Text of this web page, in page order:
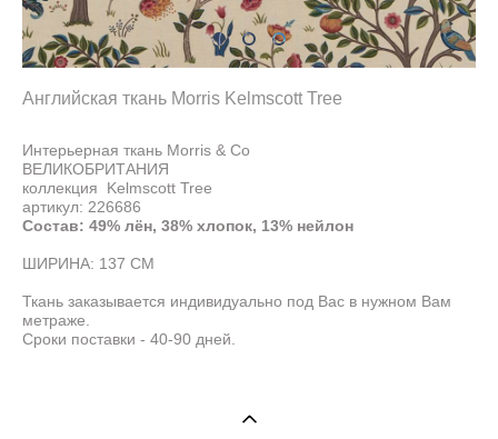
Английская ткань Morris Kelmscott Tree
Интерьерная ткань Morris & Co
ВЕЛИКОБРИТАНИЯ
коллекция Kelmscott Tree
артикул: 226686
Состав: 49% лён, 38% хлопок, 13% нейлон
ШИРИНА: 137 СМ
Ткань заказывается индивидуально под Вас в нужном Вам
метраже.
Сроки поставки - 40-90 дней.